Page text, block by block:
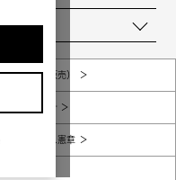
約（店頭販売）
情報保護方針
プライアンス憲章